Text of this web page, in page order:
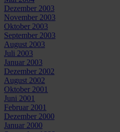
Dezember 2003
November 2003
Oktober 2003
September 2003
August 2003
Juli 2003
Januar 2003
Dezember 2002
August 2002
Oktober 2001
Juni 2001
Februar 2001
Dezember 2000
Januar 2000